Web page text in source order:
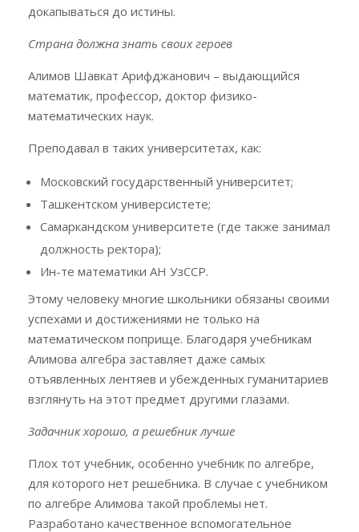
докапываться до истины.
Страна должна знать своих героев
Алимов Шавкат Арифджанович – выдающийся
математик, профессор, доктор физико-
математических наук.
Преподавал в таких университетах, как:
Московский государственный университет;
Ташкентском универсистете;
Самаркандском университете (где также занимал
должность ректора);
Ин-те математики АН УзССР.
Этому человеку многие школьники обязаны своими
успехами и достижениями не только на
математическом поприще. Благодаря учебникам
Алимова алгебра заставляет даже самых
отъявленных лентяев и убежденных гуманитариев
взглянуть на этот предмет другими глазами.
Задачник хорошо, а решебник лучше
Плох тот учебник, особенно учебник по алгебре,
для которого нет решебника. В случае с учебником
по алгебре Алимова такой проблемы нет.
Разработано качественное вспомогательное